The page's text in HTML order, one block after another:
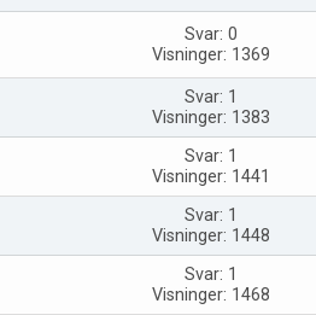
Svar: 0
Visninger: 1369
Svar: 1
Visninger: 1383
Svar: 1
Visninger: 1441
Svar: 1
Visninger: 1448
Svar: 1
Visninger: 1468